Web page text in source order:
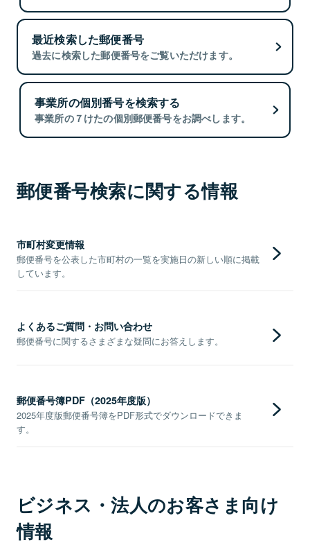
最近検索した郵便番号
過去に検索した郵便番号をご覧いただけます。
事業所の個別番号を検索する
事業所の７けたの個別郵便番号をお調べします。
郵便番号検索に関する情報
市町村変更情報
郵便番号を公表した市町村の一覧を実施日の新しい順に掲載
しています。
よくあるご質問・お問い合わせ
郵便番号に関するさまざまな疑問にお答えします。
郵便番号簿PDF（2025年度版）
2025年度版郵便番号簿をPDF形式でダウンロードできま
す。
ビジネス・法人のお客さま向け
情報